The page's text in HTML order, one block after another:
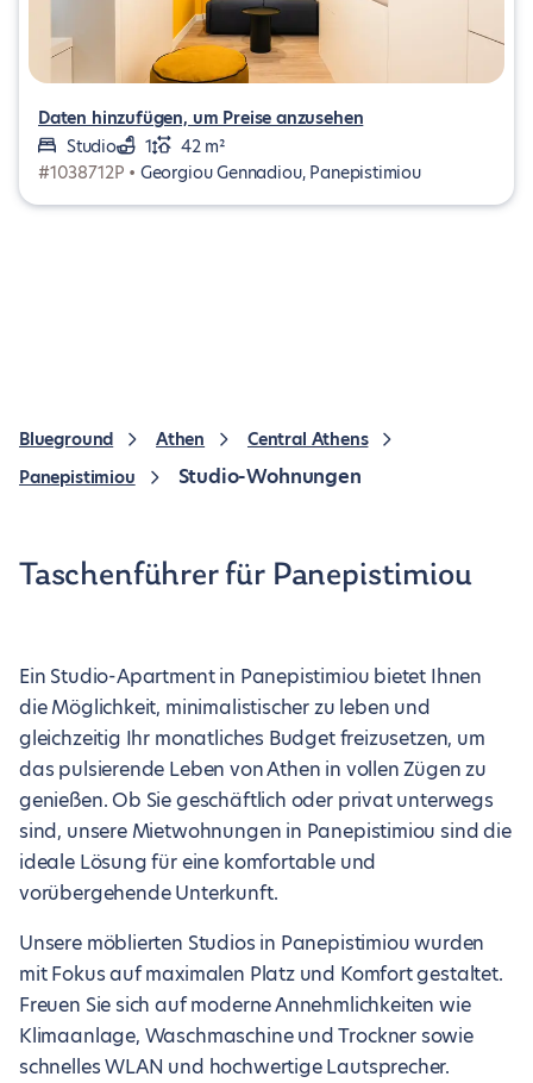
Daten hinzufügen, um Preise anzusehen
Studio
1
42 m²
#1038712P • Georgiou Gennadiou, Panepistimiou
Blueground Athen
Central Athens
Panepistimiou
Studio-Wohnungen
Taschenführer für Panepistimiou
Ein Studio-Apartment in Panepistimiou bietet Ihnen
die Möglichkeit, minimalistischer zu leben und
gleichzeitig Ihr monatliches Budget freizusetzen, um
das pulsierende Leben von Athen in vollen Zügen zu
genießen. Ob Sie geschäftlich oder privat unterwegs
sind, unsere Mietwohnungen in Panepistimiou sind die
ideale Lösung für eine komfortable und
vorübergehende Unterkunft.
Unsere möblierten Studios in Panepistimiou wurden
mit Fokus auf maximalen Platz und Komfort gestaltet.
Freuen Sie sich auf moderne Annehmlichkeiten wie
Klimaanlage, Waschmaschine und Trockner sowie
schnelles WLAN und hochwertige Lautsprecher.